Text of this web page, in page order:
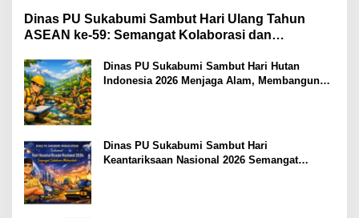
Dinas PU Sukabumi Sambut Hari Ulang Tahun
ASEAN ke-59: Semangat Kolaborasi dan
Dinas PU Sukabumi Sambut Hari Hutan
Indonesia 2026 Menjaga Alam, Membangun
Dinas PU Sukabumi Sambut Hari
Keantariksaan Nasional 2026 Semangat